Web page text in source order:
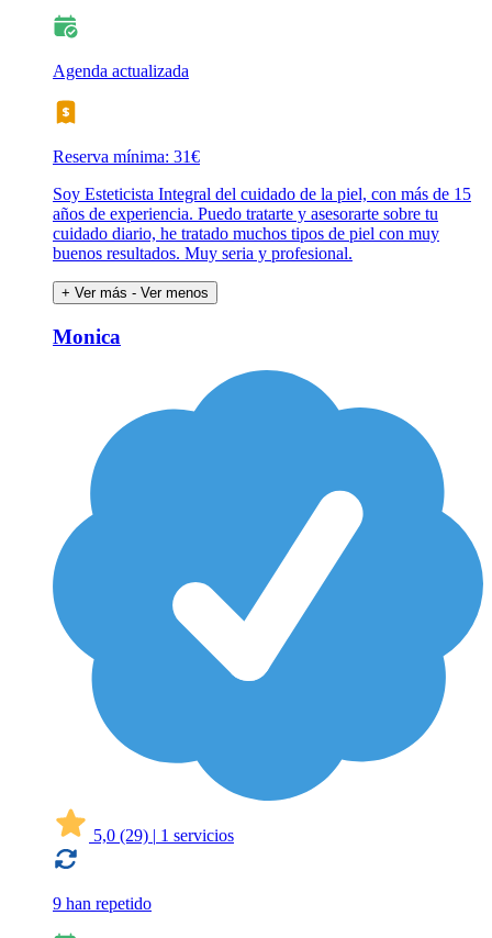
Agenda actualizada
Reserva mínima: 31€
Soy Esteticista Integral del cuidado de la piel, con más de 15
años de experiencia. Puedo tratarte y asesorarte sobre tu
cuidado diario, he tratado muchos tipos de piel con muy
buenos resultados. Muy seria y profesional.
+ Ver más - Ver menos
Monica
5,0 (29) | 1 servicios
9 han repetido